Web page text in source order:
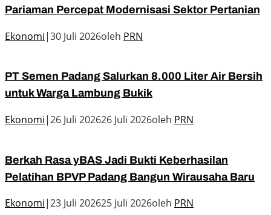
Pariaman Percepat Modernisasi Sektor Pertanian
Ekonomi|30 Juli 2026oleh PRN
PT Semen Padang Salurkan 8.000 Liter Air Bersih
untuk Warga Lambung Bukik
Ekonomi|26 Juli 202626 Juli 2026oleh PRN
Berkah Rasa yBAS Jadi Bukti Keberhasilan
Pelatihan BPVP Padang Bangun Wirausaha Baru
Ekonomi|23 Juli 202625 Juli 2026oleh PRN